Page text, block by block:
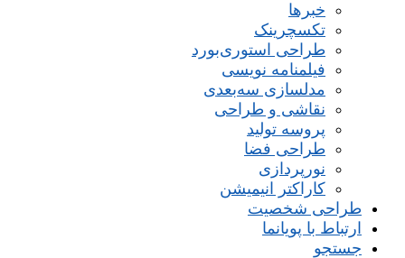
خبرها
تکسچرینک
طراحی استوری‌بورد
فیلمنامه نویسی
مدلسازی سه‌بعدی
نقاشی و طراحی
پروسه تولید
طراحی فضا
نورپردازی
کاراکتر انیمیشن
طراحی شخصیت
ارتباط با پویانما
جستجو